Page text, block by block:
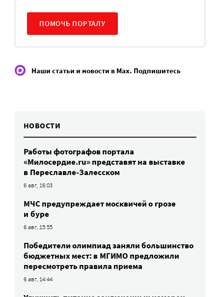
ПОМОЧЬ ПОРТАЛУ
Наши статьи и новости в Max. Подпишитесь
НОВОСТИ
Работы фотографов портала
«Милосердие.ru» представят на выставке
в Переславле-Залесском
6 авг, 16:03
МЧС предупреждает москвичей о грозе
и буре
6 авг, 15:55
Победители олимпиад заняли большинство
бюджетных мест: в МГИМО предложили
пересмотреть правила приема
6 авг, 14:44